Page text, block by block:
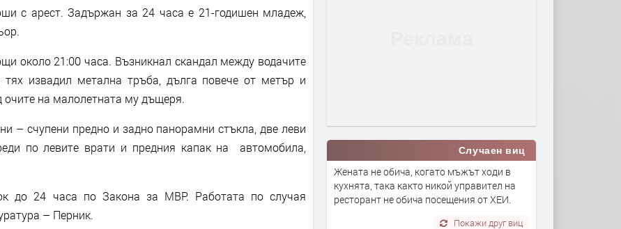
с арест. Задържан за 24 часа е 21-годишен младеж,
около 21:00 часа. Възникнал скандал между водачите
извадил метална тръба, дълга повече от метър и
на малолетната му дъщеря.
– счупени предно и задно панорамни стъкла, две леви
по левите врати и предния капак на автомобила,
до 24 часа по Закона за МВР. Работата по случая
– Перник.
Случаен виц
Жената не обича, когато мъжът ходи в
кухнята, така както никой управител на
ресторант не обича посещения от ХЕИ.
Покажи друг виц